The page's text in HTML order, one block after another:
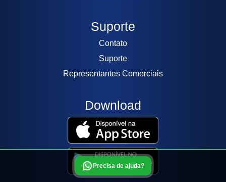
Precisa de ajuda?
Suporte
Contato
Suporte
Representantes Comerciais
Download